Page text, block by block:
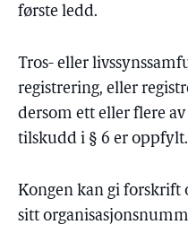
første ledd.
Tros- eller
registrering, eller
dersom ett eller flere
tilskudd i § 6 er oppfylt.
Kongen kan gi
sitt